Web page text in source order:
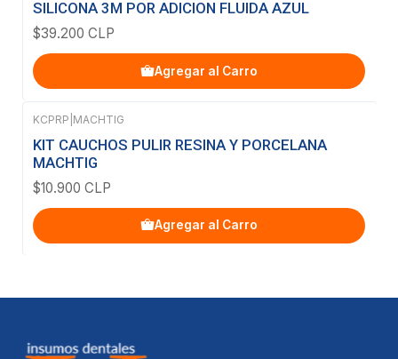
SILICONA 3M POR ADICION FLUIDA AZUL
$39.200 CLP
Agregar al Carro
KCPRP MACHTIG
KIT CAUCHOS PULIR RESINA Y PORCELANA
MACHTIG
$10.900 CLP
Agregar al Carro